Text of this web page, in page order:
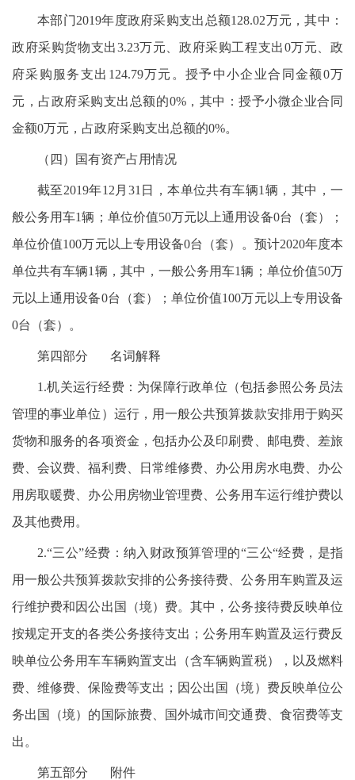
本部门2019年度政府采购支出总额128.02万元，其中：
政府采购货物支出3.23万元、政府采购工程支出0万元、政
府采购服务支出124.79万元。授予中小企业合同金额0万
元，占政府采购支出总额的0%，其中：授予小微企业合同
金额0万元，占政府采购支出总额的0%。
（四）国有资产占用情况
截至2019年12月31日，本单位共有车辆1辆，其中，一
般公务用车1辆；单位价值50万元以上通用设备0台（套）；
单位价值100万元以上专用设备0台（套）。预计2020年度本
单位共有车辆1辆，其中，一般公务用车1辆；单位价值50万
元以上通用设备0台（套）；单位价值100万元以上专用设备
0台（套）。
第四部分 名词解释
1.机关运行经费：为保障行政单位（包括参照公务员法
管理的事业单位）运行，用一般公共预算拨款安排用于购买
货物和服务的各项资金，包括办公及印刷费、邮电费、差旅
费、会议费、福利费、日常维修费、办公用房水电费、办公
用房取暖费、办公用房物业管理费、公务用车运行维护费以
及其他费用。
2.“三公”经费：纳入财政预算管理的“三公“经费，是指
用一般公共预算拨款安排的公务接待费、公务用车购置及运
行维护费和因公出国（境）费。其中，公务接待费反映单位
按规定开支的各类公务接待支出；公务用车购置及运行费反
映单位公务用车车辆购置支出（含车辆购置税），以及燃料
费、维修费、保险费等支出；因公出国（境）费反映单位公
务出国（境）的国际旅费、国外城市间交通费、食宿费等支
出。
第五部分 附件